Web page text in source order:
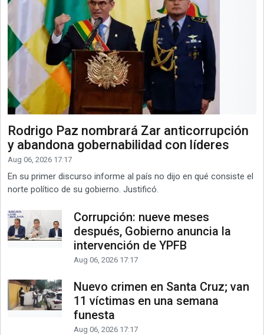
Rodrigo Paz nombrará Zar anticorrupción
y abandona gobernabilidad con líderes
Aug 06, 2026 17:17
En su primer discurso informe al país no dijo en qué consiste el
norte político de su gobierno. Justificó.
Corrupción: nueve meses
después, Gobierno anuncia la
intervención de YPFB
Aug 06, 2026 17:17
Nuevo crimen en Santa Cruz; van
11 víctimas en una semana
funesta
Aug 06, 2026 17:17